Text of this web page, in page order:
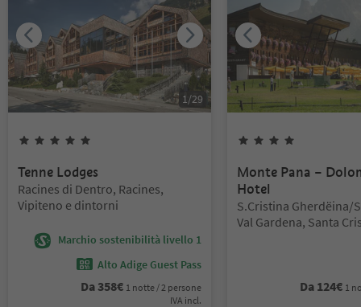
1 /29
Tenne Lodges
Posizione:
Racines di Dentro, Racines,
Vipiteno e dintorni
Marchio sostenibilità livello 1
Alto Adige Guest Pass
Da358€ 1 notte / 2 persone
IVA incl.
Monte Pana –
Hotel
Posizione:
S.Cristina Gherdëina/
Val Gardena, Santa
Da 124€ 1